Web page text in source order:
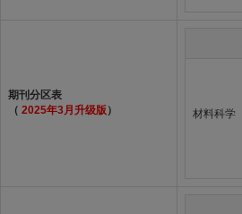
期刊分区表
（ 2025年3月升级版 ） 材料科学